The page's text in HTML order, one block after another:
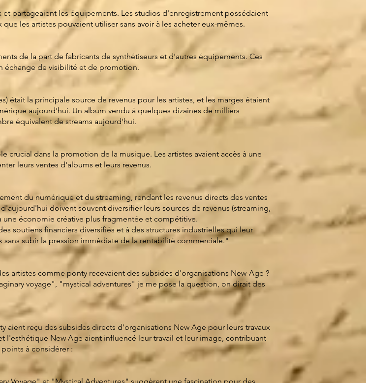
partageaient les équipements. Les studios d'enregistrement possédaient
les artistes pouvaient utiliser sans avoir à les acheter eux-mêmes.
de la part de fabricants de synthétiseurs et d'autres équipements. Ces
échange de visibilité et de promotion.
était la principale source de revenus pour les artistes, et les marges étaient
aujourd'hui. Un album vendu à quelques dizaines de milliers
équivalent de streams aujourd'hui.
crucial dans la promotion de la musique. Les artistes avaient accès à une
leurs ventes d'albums et leurs revenus.
du numérique et du streaming, rendant les revenus directs des ventes
doivent souvent diversifier leurs sources de revenus (streaming,
économie créative plus fragmentée et compétitive.
soutiens financiers diversifiés et à des structures industrielles qui leur
subir la pression immédiate de la rentabilité commerciale."
artistes comme ponty recevaient des subsides d'organisations New-Age ?
voyage", "mystical adventures" je me pose la question, on dirait des
aient reçu des subsides directs d'organisations New Age pour leurs travaux
l'esthétique New Age aient influencé leur travail et leur image, contribuant
à considérer :